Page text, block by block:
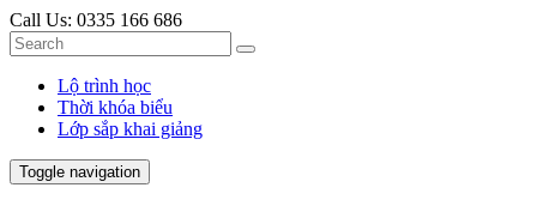
Call Us: 0335 166 686
Lộ trình học
Thời khóa biểu
Lớp sắp khai giảng
Toggle navigation